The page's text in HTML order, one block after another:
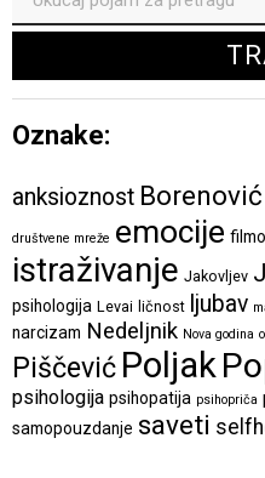
Oznake:
anksioznost Borenović
društvene mreže emocije
istraživanje Jakovljev
psihologija Levai ličnost ljubav
narcizam Nedeljnik Nova godina
Piščević Poljak
psihologija psihopatija psihopriča
samopouzdanje saveti